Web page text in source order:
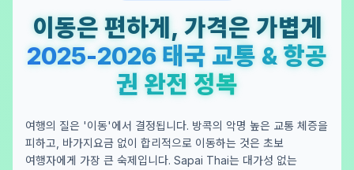
이동은 편하게, 가격은 가볍게
2025-2026 태국 교통 & 항공
권 완전 정복
여행의 질은 '이동'에서 결정됩니다. 방콕의 악명 높은 교통 체증을
피하고, 바가지요금 없이 합리적으로 이동하는 것은 초보
여행자에게 가장 큰 숙제입니다. Sapai Thai는 대가성 없는